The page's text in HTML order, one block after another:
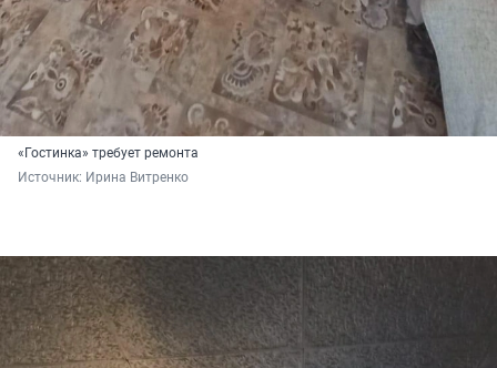
«Гостинка» требует ремонта
Источник: Ирина Витренко